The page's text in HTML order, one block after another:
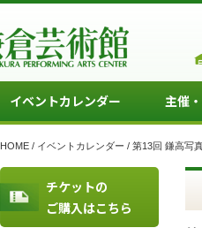
イベントカレンダー 主催
HOME / イベントカレンダー / 第13回 鎌高写
チケットの
ご購入はこちら